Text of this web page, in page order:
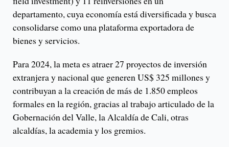
departamento, cuya economía está diversificada y busca
consolidarse como una plataforma exportadora de
bienes y servicios.
Para 2024, la meta es atraer 27 proyectos de inversión
extranjera y nacional que generen US$ 325 millones y
contribuyan a la creación de más de 1.850 empleos
formales en la región, gracias al trabajo articulado de la
Gobernación del Valle, la Alcaldía de Cali, otras
alcaldías, la academia y los gremios.